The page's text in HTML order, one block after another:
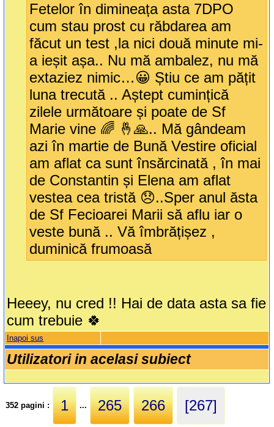
Fetelor în dimineața asta 7DPO
cum stau prost cu răbdarea am
făcut un test ,la nici două minute mi-
a ieșit așa.. Nu mă ambalez, nu mă
extaziez nimic…😀 Știu ce am pățit
luna trecută .. Aștept cumințică
zilele următoare și poate de Sf
Marie vine 🌈 🤞🙏.. Mă gândeam
azi în martie de Bună Vestire oficial
am aflat ca sunt însărcinată , în mai
de Constantin și Elena am aflat
vestea cea tristă 😞..Sper anul ăsta
de Sf Fecioarei Marii să aflu iar o
veste bună .. Vă îmbrățișez ,
duminică frumoasă
Heeey, nu cred !! Hai de data asta sa fie
cum trebuie 🍀
Inapoi sus
Utilizatori in acelasi subiect
352 pagini : 1 ... 265 266 [267]